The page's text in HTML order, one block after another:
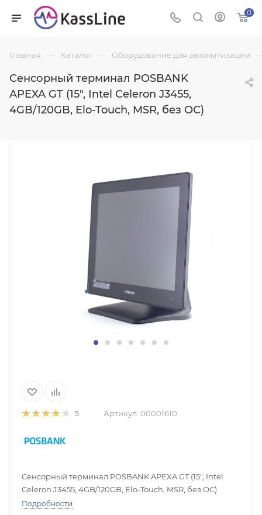
0
Главная — Каталог — Оборудование для автоматизации
Сенсорный терминал POSBANK
APEXA GT (15", Intel Celeron J3455,
4GB/120GB, Elo-Touch, MSR, без ОС)
5 Артикул: 00001610
Сенсорный терминал POSBANK APEXA GT (15", Intel
Celeron J3455, 4GB/120GB, Elo-Touch, MSR, без ОС)
Подробности